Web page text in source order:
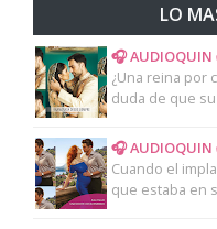
LO
🎧 AUDIOQUIN
¿Una reina por
duda de que
🎧 AUDIOQUIN
Cuando el
que estaba en